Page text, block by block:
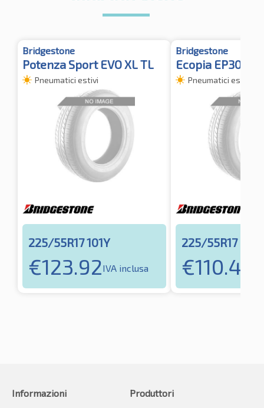
Bridgestone
Potenza Sport EVO XL TL
Pneumatici estivi
225/55R17 101Y
€123.92IVA inclusa
Bridgestone
Ecopia EP300
Pneumatici estivi
225/55R17 97V
€110.46
Informazioni
Produttori